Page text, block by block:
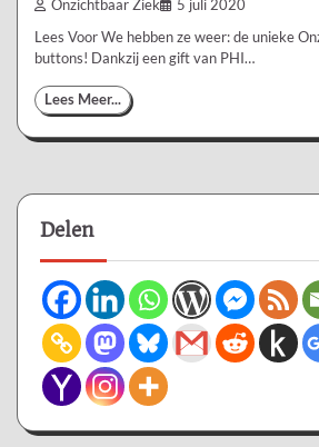
Onzichtbaar Ziek 5 juli 2020
Lees Voor We hebben ze weer: de unieke
buttons! Dankzij een gift van PHI…
Lees Meer...
Delen